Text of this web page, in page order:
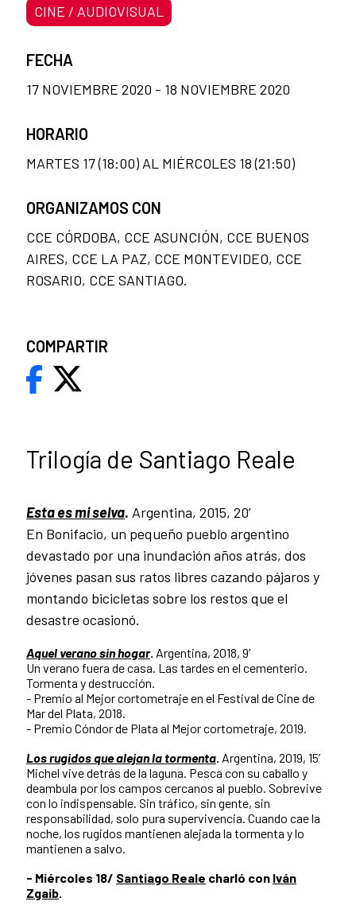
Trilogía de Santiago Reale
Esta es mi selva. Argentina, 2015, 20’
En Bonifacio, un pequeño pueblo argentino
devastado por una inundación años atrás, dos
jóvenes pasan sus ratos libres cazando pájaros y
montando bicicletas sobre los restos que el
desastre ocasionó.
Aquel verano sin hogar. Argentina, 2018, 9’
Un verano fuera de casa. Las tardes en el cementerio.
Tormenta y destrucción.
- Premio al Mejor cortometraje en el Festival de Cine de
Mar del Plata, 2018.
- Premio Cóndor de Plata al Mejor cortometraje, 2019.
Los rugidos que alejan la tormenta. Argentina, 2019, 15’
Michel vive detrás de la laguna. Pesca con su caballo y
deambula por los campos cercanos al pueblo. Sobrevive
con lo indispensable. Sin tráfico, sin gente, sin
responsabilidad, solo pura supervivencia. Cuando cae la
noche, los rugidos mantienen alejada la tormenta y lo
mantienen a salvo.
- Miércoles 18/ Santiago Reale charló con Iván
Zgaib.
CINE / AUDIOVISUAL
FECHA
17 NOVIEMBRE 2020 - 18 NOVIEMBRE 2020
HORARIO
MARTES 17 (18:00) AL MIÉRCOLES 18 (21:50)
ORGANIZAMOS CON
CCE CÓRDOBA, CCE ASUNCIÓN, CCE BUENOS
AIRES, CCE LA PAZ, CCE MONTEVIDEO, CCE
ROSARIO, CCE SANTIAGO.
COMPARTIR